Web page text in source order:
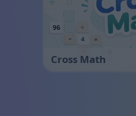
Cross Math